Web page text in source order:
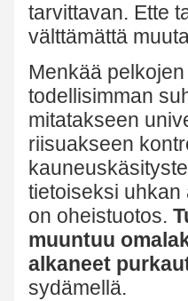
tarvittavan. Ette
välttämättä
Menkää
todellisimman
mitatakseen
riisuakseen
tietoiseksi uhkan
on oheistuotos.
muuntuu
alkaneet
sydämellä.